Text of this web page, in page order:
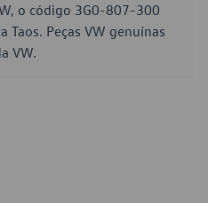
o código 3G0-807-300
Taos. Peças VW genuínas
VW.